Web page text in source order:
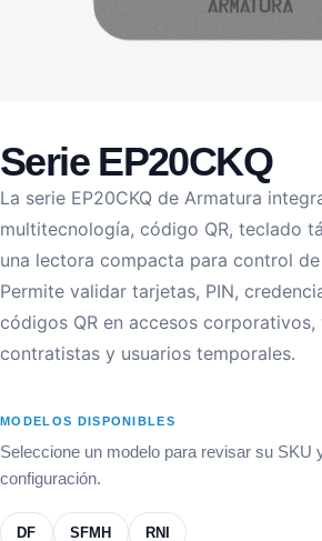
Serie EP20CKQ
La serie EP20CKQ de Armatura
multitecnología, código QR, teclado
una lectora compacta para control
Permite validar tarjetas, PIN,
códigos QR en accesos corporativos,
contratistas y usuarios temporales.
MODELOS DISPONIBLES
Seleccione un modelo para revisar su SKU
configuración.
DF SFMH RNI